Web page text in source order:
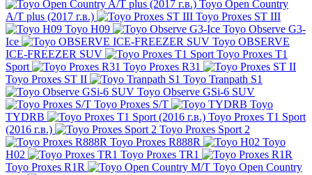
Toyo Open Country
A/T plus (2017 г.в.)
Toyo Proxes ST III
Toyo H09
Toyo Observe G3-
Ice
Toyo OBSERVE
ICE-FREEZER SUV
Toyo Proxes T1
Sport
Toyo Proxes R31
Toyo Proxes ST II
Toyo Tranpath S1
Toyo Observe GSi-6 SUV
Toyo Proxes S/T
Toyo
TYDRB
Toyo Proxes T1 Sport
(2016 г.в.)
Toyo Proxes Sport 2
Toyo Proxes R888R
Toyo
H02
Toyo Proxes TR1
Toyo Proxes R1R
Toyo Open Country